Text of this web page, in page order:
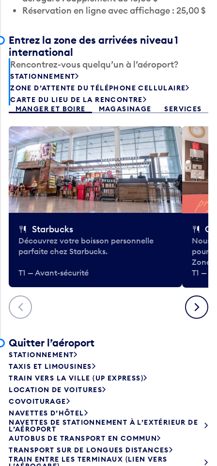
international
Rencontrez-vous quelqu’un à l’aéroport?
STATIONNEMENT
ZONE D’ATTENTE DU TÉLÉPHONE CELLULAIRE
CARTE DU LIEU DE LA RENCONTRE
MANGER ET BOIRE
MAGASINAGE
Découvrez votre boisson personnelle
parfaite chez Starbucks.
Nous
pour
Zone.
T1 —
Suivant
STATIONNEMENT
TAXIS ET LIMOUSINES
TRAIN VERS LA VILLE (UP EXPRESS)
LOCATION DE VOITURES
COVOITURAGE
NAVETTES D’HÔTEL
NAVETTES DE STATIONNEMENT À L’EXTÉRIEUR DE
L’AÉROPORT
AUTOBUS DE TRANSPORT EN COMMUN
TRANSPORT SUR DE LONGUES DISTANCES
TRAIN ENTRE LES TERMINAUX (LIEN VERS
L’AÉROGARE)